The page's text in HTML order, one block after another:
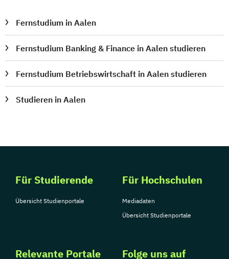
Fernstudium in Aalen
Fernstudium Banking & Finance in Aalen studieren
Fernstudium Betriebswirtschaft in Aalen studieren
Studieren in Aalen
Für Studierende
Übersicht Studienportale
Für Hochschulen
Mediadaten
Übersicht Studienportale
Relevante Portale Folge uns auf